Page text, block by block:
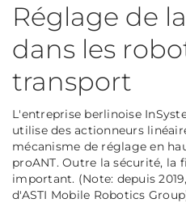
Réglage de
dans les
transport
L'entreprise berlinoise
utilise des actionneurs
mécanisme de réglage en
proANT. Outre la sécurité, la
important. (Note: depuis
d'ASTI Mobile Robotics